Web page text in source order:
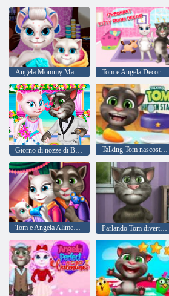
Angela Mommy Makeover reale Tom e Angela Decorazione della camera del gattino incinta
Giorno di nozze di Ben e Kitty Talking Tom nascosto stelle
Parlando Tom divertente tempo